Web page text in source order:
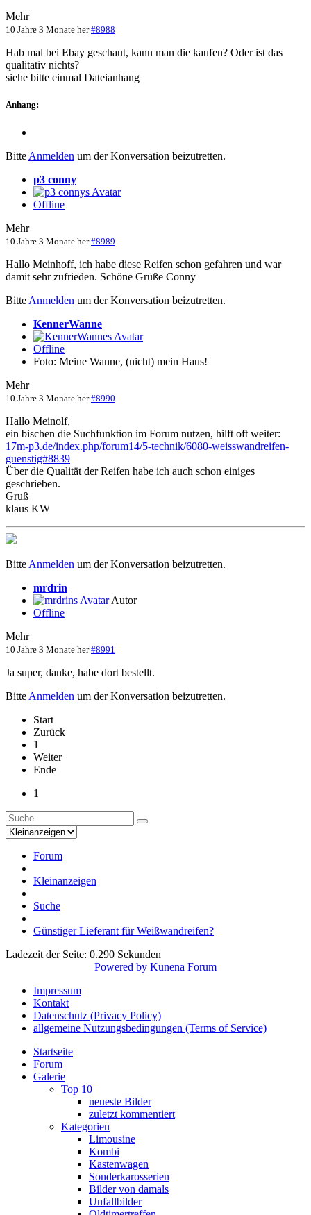
Mehr
10 Jahre 3 Monate her #8988
Hab mal bei Ebay geschaut, kann man die kaufen? Oder ist das
qualitativ nichts?
siehe bitte einmal Dateianhang
Anhang:
Bitte Anmelden um der Konversation beizutretten.
p3 conny
Offline
Mehr
10 Jahre 3 Monate her #8989
Hallo Meinhoff, ich habe diese Reifen schon gefahren und war
damit sehr zufrieden. Schöne Grüße Conny
Bitte Anmelden um der Konversation beizutretten.
KennerWanne
Offline
Foto: Meine Wanne, (nicht) mein Haus!
Mehr
10 Jahre 3 Monate her #8990
Hallo Meinolf,
ein bischen die Suchfunktion im Forum nutzen, hilft oft weiter:
17m-p3.de/index.php/forum14/5-technik/6080-weisswandreifen-
guenstig#8839
Über die Qualität der Reifen habe ich auch schon einiges
geschrieben.
Gruß
klaus KW
Bitte Anmelden um der Konversation beizutretten.
mrdrin
Autor
Offline
Mehr
10 Jahre 3 Monate her #8991
Ja super, danke, habe dort bestellt.
Bitte Anmelden um der Konversation beizutretten.
Start
Zurück
1
Weiter
Ende
1
Forum
Kleinanzeigen
Suche
Günstiger Lieferant für Weißwandreifen?
Ladezeit der Seite: 0.290 Sekunden
Powered by Kunena Forum
Impressum
Kontakt
Datenschutz (Privacy Policy)
allgemeine Nutzungsbedingungen (Terms of Service)
Startseite
Forum
Galerie
Top 10
neueste Bilder
zuletzt kommentiert
Kategorien
Limousine
Kombi
Kastenwagen
Sonderkarosserien
Bilder von damals
Unfallbilder